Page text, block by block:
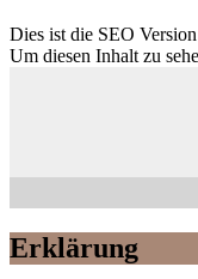
Dies ist die SEO
Um diesen Inhalt zu
Erklärung